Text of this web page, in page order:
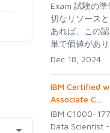
Exam 試験の
切なリソース
あれば、この
単で価値があり
Dec 18, 2024
IBM Certified
Associate C...
IBM C1000-
Data Scientist